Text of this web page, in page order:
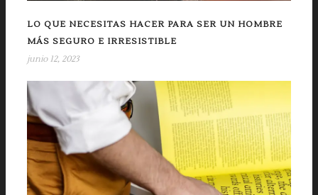
LO QUE NECESITAS HACER PARA SER UN HOMBRE
MÁS SEGURO E IRRESISTIBLE
junio 12, 2023